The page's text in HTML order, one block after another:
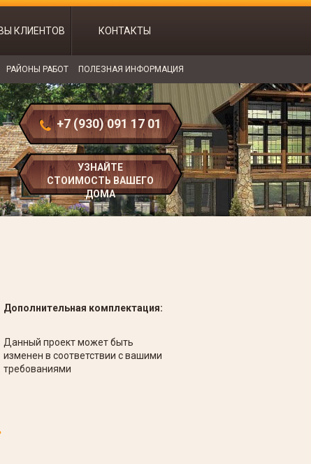
КЛИЕНТОВ КОНТАКТЫ
РАЙОНЫ РАБОТ ПОЛЕЗНАЯ ИНФОРМАЦИЯ
+7 (930) 091 17 01
УЗНАЙТЕ
СТОИМОСТЬ ВАШЕГО
ДОМА
Дополнительная комплектация:
Данный проект может быть
изменен в соответствии с вашими
требованиями